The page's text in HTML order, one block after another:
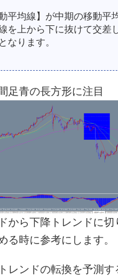
平均線】が中期の移動平
を上から下に抜けて交差
なります。
足青の長方形に注目
から下降トレンドに切
る時に参考にします。
レンドの転換を予測す